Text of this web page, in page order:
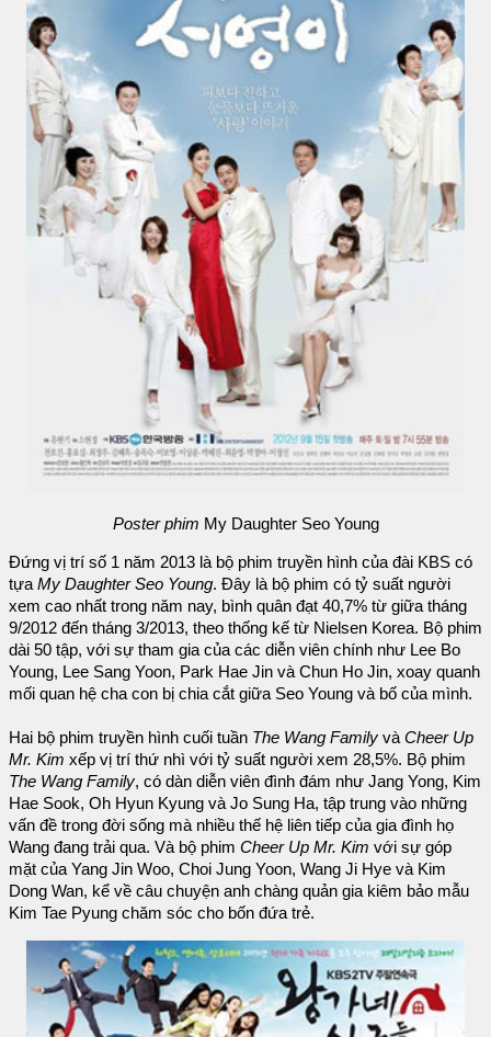
Poster phim My Daughter Seo Young
Đứng vị trí số 1 năm 2013 là bộ phim truyền hình của đài KBS có
tựa My Daughter Seo Young. Đây là bộ phim có tỷ suất người
xem cao nhất trong năm nay, bình quân đạt 40,7% từ giữa tháng
9/2012 đến tháng 3/2013, theo thống kế từ Nielsen Korea. Bộ phim
dài 50 tập, với sự tham gia của các diễn viên chính như Lee Bo
Young, Lee Sang Yoon, Park Hae Jin và Chun Ho Jin, xoay quanh
mối quan hệ cha con bị chia cắt giữa Seo Young và bố của mình.
Hai bộ phim truyền hình cuối tuần The Wang Family và Cheer Up
Mr. Kim xếp vị trí thứ nhì với tỷ suất người xem 28,5%. Bộ phim
The Wang Family, có dàn diễn viên đình đám như Jang Yong, Kim
Hae Sook, Oh Hyun Kyung và Jo Sung Ha, tập trung vào những
vấn đề trong đời sống mà nhiều thế hệ liên tiếp của gia đình họ
Wang đang trải qua. Và bộ phim Cheer Up Mr. Kim với sự góp
mặt của Yang Jin Woo, Choi Jung Yoon, Wang Ji Hye và Kim
Dong Wan, kể về câu chuyện anh chàng quản gia kiêm bảo mẫu
Kim Tae Pyung chăm sóc cho bốn đứa trẻ.